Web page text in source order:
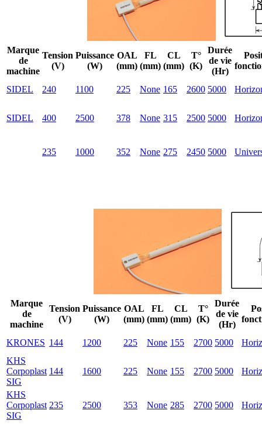
Marque
de
machine
Tension
(V)
Puissance
(W)
OAL
(mm)
FL
(mm)
CL
(mm)
T°
(K)
Durée
de vie
(Hr)
SIDEL 240 1100 225 None 165 2600 5000
SIDEL 400 2500 378 None 315 2500 5000
235 1000 352 None 275 2450 5000
Marque
de
machine
Tension
(V)
Puissance
(W)
OAL
(mm)
FL
(mm)
CL
(mm)
T°
(K)
Durée
de vie
(Hr)
KRONES 144 1200 225 None 155 2700 5000
KHS
Corpoplast
SIG
144 1600 225 None 155 2700 5000
KHS
Corpoplast
SIG
235 2500 353 None 285 2700 5000